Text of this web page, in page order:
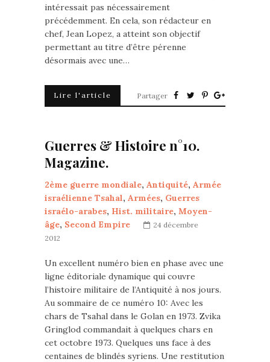
intéressait pas nécessairement
précédemment. En cela, son rédacteur en
chef, Jean Lopez, a atteint son objectif
permettant au titre d’être pérenne
désormais avec une…
Lire l'article Partager
Guerres & Histoire n°10.
Magazine.
2ème guerre mondiale, Antiquité, Armée
israélienne Tsahal, Armées, Guerres
israélo-arabes, Hist. militaire, Moyen-
âge, Second Empire
24 décembre
2012
Un excellent numéro bien en phase avec une
ligne éditoriale dynamique qui couvre
l’histoire militaire de l’Antiquité à nos jours.
Au sommaire de ce numéro 10: Avec les
chars de Tsahal dans le Golan en 1973. Zvika
Gringlod commandait à quelques chars en
cet octobre 1973. Quelques uns face à des
centaines de blindés syriens. Une restitution